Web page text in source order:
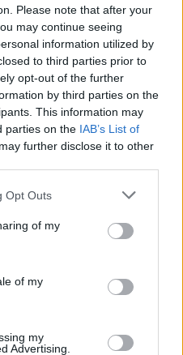
Please note that after your
may continue seeing
information utilized by
to third parties prior to
opt-out of the further
by third parties on the
This information may
parties on the IAB’s List of
further disclose it to other
Opt Outs
of my
of my
my
Advertising.
| Esim for Spain|Esim